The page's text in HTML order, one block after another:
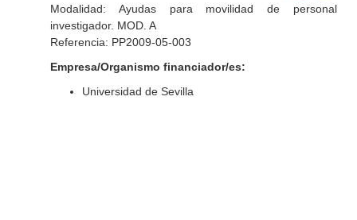
Modalidad: Ayudas para movilidad de personal
investigador. MOD. A
Referencia: PP2009-05-003
Empresa/Organismo financiador/es:
Universidad de Sevilla